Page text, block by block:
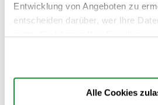
Entwicklung von Angeboten zu
entscheiden darüber, wer Ihre
nutzt. Sie können Ihre Einwilligung
Trigger Symbol ändern oder
Wenn Sie es erlauben, würden wir
Alle Cookies
Weitere Optionen
Hier können Sie die Inhalte